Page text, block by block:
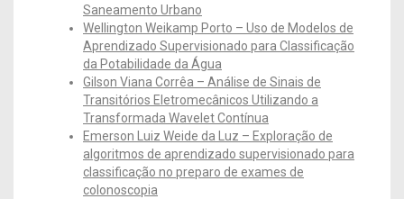
Saneamento Urbano
Wellington Weikamp Porto – Uso de Modelos de
Aprendizado Supervisionado para Classificação
da Potabilidade da Água
Gilson Viana Corrêa – Análise de Sinais de
Transitórios Eletromecânicos Utilizando a
Transformada Wavelet Contínua
Emerson Luiz Weide da Luz – Exploração de
algoritmos de aprendizado supervisionado para
classificação no preparo de exames de
colonoscopia